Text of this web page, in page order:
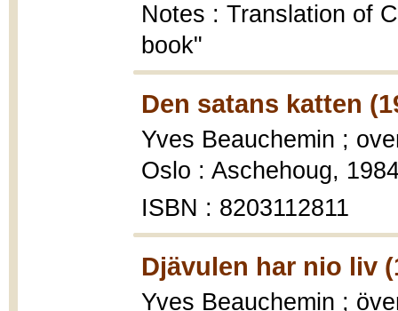
Notes : Translation of
book"
Den satans katten
Yves Beauchemin ;
Oslo : Aschehoug,
ISBN : 8203112811
Djävulen har nio liv
Yves Beauchemin ;